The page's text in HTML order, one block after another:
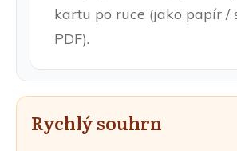
kartu po ruce (jako papír /
PDF).
Rychlý souhrn